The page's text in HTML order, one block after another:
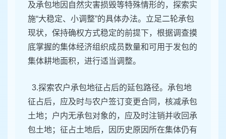
及承包地因自然灾害损毁等特殊情形的，探索实
施“大稳定、小调整”的具体办法。立足二轮承包
现状，保持确权方式稳定的前提下，根据调查摸
底掌握的集体经济组织成员数量和可用于发包的
集体耕地面积，进行适当调整。
3.探索农户承包地征占后的延包路径。承包地
征占后，应及时与农户签订变更合同，核减承包
土地；户内无承包对象的，应及时注销并收回承
包土地；征占土地后，因历史原因所在集体仍有